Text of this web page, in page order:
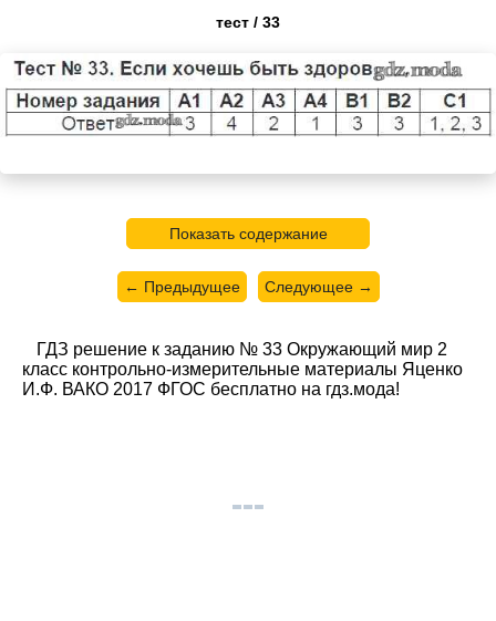
тест / 33
Показать содержание
← Предыдущее Следующее →
ГДЗ решение к заданию № 33 Окружающий мир 2
класс контрольно-измерительные материалы Яценко
И.Ф. ВАКО 2017 ФГОС бесплатно на гдз.мода!